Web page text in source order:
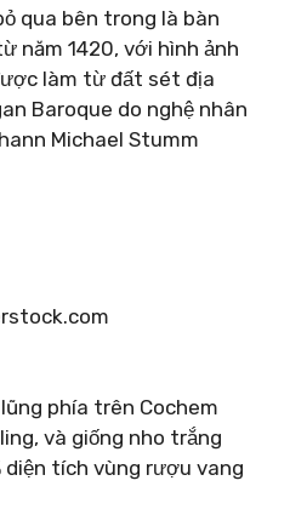
qua bên trong là bàn
năm 1420, với hình ảnh
làm từ đất sét địa
Baroque do nghệ nhân
Michael Stumm
phía trên Cochem
và giống nho trắng
diện tích vùng rượu vang